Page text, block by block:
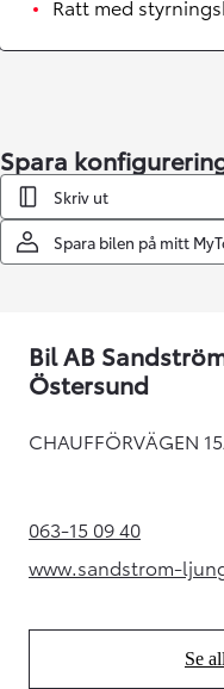
Ratt med
Spara
Skriv ut
Spara bilen på mitt
Bil AB
Östersund
CHAUFFÖRVÄGEN
063-15 09 40(Opens in new
www.sandstrom-
Se